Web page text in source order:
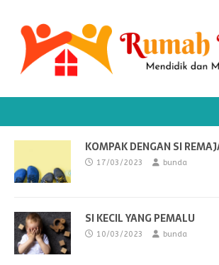
KOMPAK DENGAN SI
17/03/2023 bunda
SI KECIL YANG PEMALU
10/03/2023 bunda